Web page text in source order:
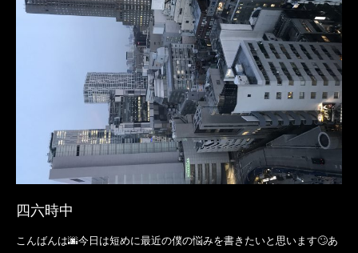
四六時中
こんばんは🌆今日は短めに最近の僕の悩みを書きたいと思います🙄あ